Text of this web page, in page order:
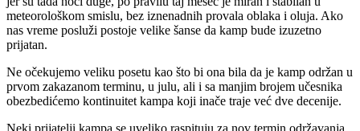
meteorološkom smislu, bez iznenadnih provala oblaka i oluja. Ako
nas vreme posluži postoje velike šanse da kamp bude izuzetno
prijatan.
Ne očekujemo veliku posetu kao što bi ona bila da je kamp održan u
prvom zakazanom terminu, u julu, ali i sa manjim brojem učesnika
obezbedićemo kontinuitet kampa koji inače traje već dve decenije.
Neki prijatelji kampa se uveliko raspituju za nov termin održavanja